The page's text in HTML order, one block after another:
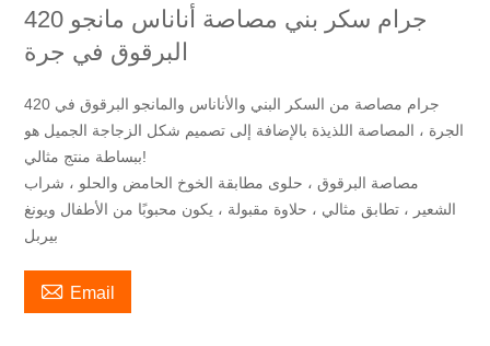
420 جرام سكر بني مصاصة أناناس مانجو
البرقوق في جرة
420 جرام مصاصة من السكر البني والأناناس والمانجو البرقوق في
الجرة ، المصاصة اللذيذة بالإضافة إلى تصميم شكل الزجاجة الجميل هو
ببساطة منتج مثالي!
مصاصة البرقوق ، حلوى مطابقة الخوخ الحامض والحلو ، شراب
الشعير ، تطابق مثالي ، حلاوة مقبولة ، يكون محبوبًا من الأطفال ويونغ
بيربل
 Email